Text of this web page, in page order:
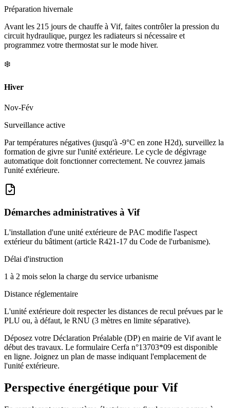
Préparation hivernale
Avant les 215 jours de chauffe à Vif, faites contrôler la pression du
circuit hydraulique, purgez les radiateurs si nécessaire et
programmez votre thermostat sur le mode hiver.
❄️
Hiver
Nov-Fév
Surveillance active
Par températures négatives (jusqu'à -9°C en zone H2d), surveillez la
formation de givre sur l'unité extérieure. Le cycle de dégivrage
automatique doit fonctionner correctement. Ne couvrez jamais
l'unité extérieure.
Démarches administratives à Vif
L'installation d'une unité extérieure de PAC modifie l'aspect
extérieur du bâtiment (article R421-17 du Code de l'urbanisme).
Délai d'instruction
1 à 2 mois selon la charge du service urbanisme
Distance réglementaire
L'unité extérieure doit respecter les distances de recul prévues par le
PLU ou, à défaut, le RNU (3 mètres en limite séparative).
Déposez votre Déclaration Préalable (DP) en mairie de Vif avant le
début des travaux. Le formulaire Cerfa n°13703*09 est disponible
en ligne. Joignez un plan de masse indiquant l'emplacement de
l'unité extérieure.
Perspective énergétique pour Vif